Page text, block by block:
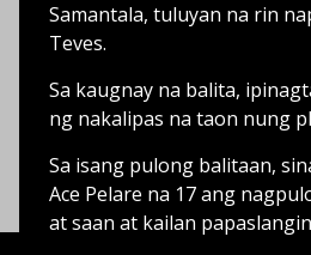
Samantala, tuluyan na rin
Teves.
Sa kaugnay na balita,
ng nakalipas na taon nung
Sa isang pulong balitaan,
Ace Pelare na 17 ang
at saan at kailan